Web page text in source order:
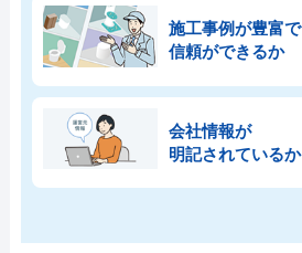
施工事例が豊富で
信頼ができるか
会社情報が
明記されているか